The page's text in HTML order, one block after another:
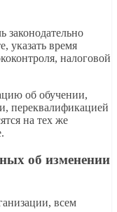
законодательно
указать время
налоговой
об обучении,
переквалификацией
на тех же
об изменении
всем